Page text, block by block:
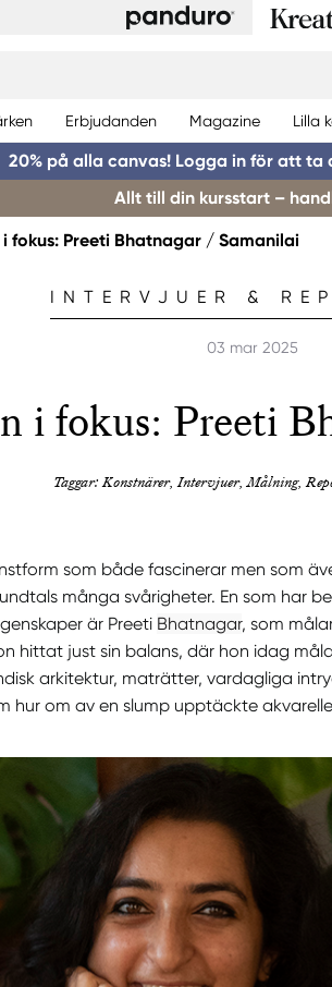
Erbjudanden Magazine Lilla
20% på alla canvas! Logga in för att ta
Allt till din kursstart –
i fokus: Preeti Bhatnagar / Samanilai
INTERVJUER &
03 mar 2025
i fokus: Preeti
Taggar: Konstnärer, Intervjuer, Målning,
som både fascinerar men som
många svårigheter. En som har
är Preeti Bhatnagar, som
hittat just sin balans, där hon idag
arkitektur, maträtter, vardagliga
hur om av en slump upptäckte